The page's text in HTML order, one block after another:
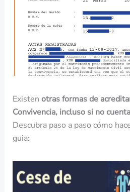
Existen otras formas de
Convivencia, incluso si no
Descubra paso a paso cómo
guia: